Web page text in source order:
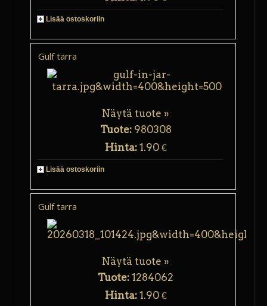
Lisää ostoskoriin
Gulf tarra
Näytä tuote »
Tuote: 980308
Hinta: 1.90 €
Lisää ostoskoriin
Gulf tarra
Näytä tuote »
Tuote:1284062
Hinta: 1.90 €